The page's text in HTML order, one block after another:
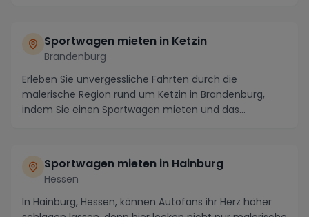
Sportwagen mieten in Ketzin
Brandenburg
Erleben Sie unvergessliche Fahrten durch die
malerische Region rund um Ketzin in Brandenburg,
indem Sie einen Sportwagen mieten und das
Sportwagen mieten in Hainburg
Hessen
In Hainburg, Hessen, können Autofans ihr Herz höher